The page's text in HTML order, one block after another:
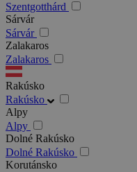
Szentgotthárd
Sárvár
Sárvár
Zalakaros
Zalakaros
Rakúsko
Rakúsko
Alpy
Alpy
Dolné Rakúsko
Dolné Rakúsko
Korutánsko